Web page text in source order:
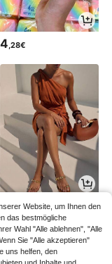
4 ,28€
15,99€Website, um Ihnen den
das bestmögliche
Wahl "Alle ablehnen", "Alle
Sie "Alle akzeptieren"
uns helfen, den